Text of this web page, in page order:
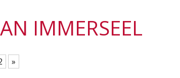
IMMERSEEL
»